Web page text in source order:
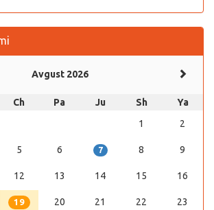
Avgust 2026
Ch Pa Ju Sh
Ya
1
2
5 6 7 8 9
12 13 14 15 16
19 20 21 22 23